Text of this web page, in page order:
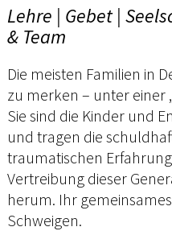
Lehre | Gebet |
& Team
Die meisten Familien in
zu merken – unter einer
Sie sind die Kinder und
und tragen die
traumatischen
Vertreibung dieser
herum. Ihr
Schweigen.